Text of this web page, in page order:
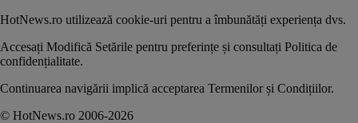
HotNews.ro utilizează cookie-uri pentru a îmbunătăți experiența dvs.
Accesați Modifică Setările pentru preferințe și consultați Politica de
confidențialitate.
Continuarea navigării implică acceptarea Termenilor și Condițiilor.
© HotNews.ro 2006-2026